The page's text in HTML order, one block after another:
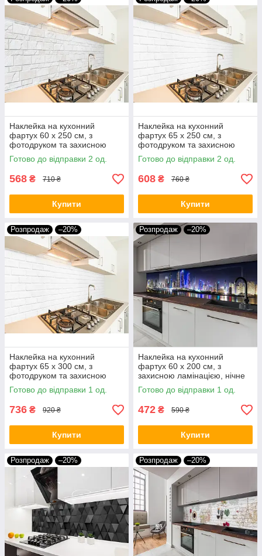
Наклейка на кухонний
фартух 60 х 250 см, з
фотодруком та захисною
ламінацією облицювальна
плитка (БП-s_tx291)
Готово до відправки 2 од.
568 ₴ 710 ₴
Купити
Наклейка на кухонний
фартух 65 х 250 см, з
фотодруком та захисною
ламінацією цегляна стіна
світла (БП-s_tx292)
Готово до відправки 2 од.
608 ₴ 760 ₴
Купити
Розпродаж –20%
Наклейка на кухонний
фартух 65 х 300 см, з
фотодруком та захисною
ламінацією цегляна стіна
світла (БП-s_tx292)
Готово до відправки 1 од.
736 ₴ 920 ₴
Купити
Розпродаж –20%
Наклейка на кухонний
фартух 60 х 200 см, з
захисною ламінацією, нічне
місто в кольорових вогнях
Готово до відправки 1 од.
472 ₴ 590 ₴
Купити
Розпродаж –20% Розпродаж –20%